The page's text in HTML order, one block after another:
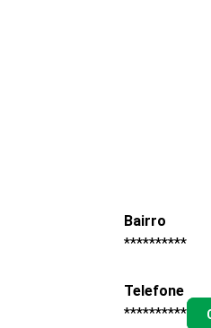
Bairro
**********
Telefone
**********